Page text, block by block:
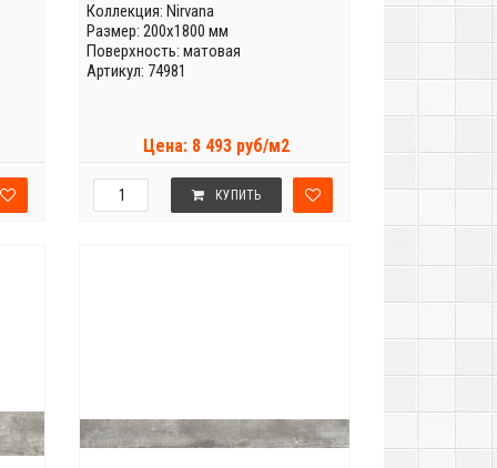
Коллекция: Nirvana
Размер: 200x1800 мм
Поверхность: матовая
Артикул: 74981
Цена: 8 493 руб/м2
КУПИТЬ